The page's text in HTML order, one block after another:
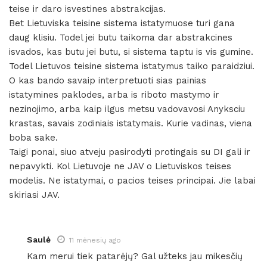
teise ir daro isvestines abstrakcijas.
Bet Lietuviska teisine sistema istatymuose turi gana
daug klisiu. Todel jei butu taikoma dar abstrakcines
isvados, kas butu jei butu, si sistema taptu is vis gumine.
Todel Lietuvos teisine sistema istatymus taiko paraidziui.
O kas bando savaip interpretuoti sias painias
istatymines paklodes, arba is riboto mastymo ir
nezinojimo, arba kaip ilgus metsu vadovavosi Anyksciu
krastas, savais zodiniais istatymais. Kurie vadinas, viena
boba sake.
Taigi ponai, siuo atveju pasirodyti protingais su DI gali ir
nepavykti. Kol Lietuvoje ne JAV o Lietuviskos teises
modelis. Ne istatymai, o pacios teises principai. Jie labai
skiriasi JAV.
Saulė 11 mėnesių ago
Kam merui tiek patarėjų? Gal užteks jau mikesčių